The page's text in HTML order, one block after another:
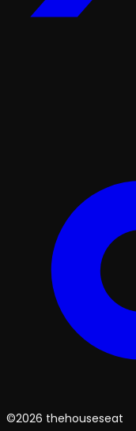
©2026 thehouseseat